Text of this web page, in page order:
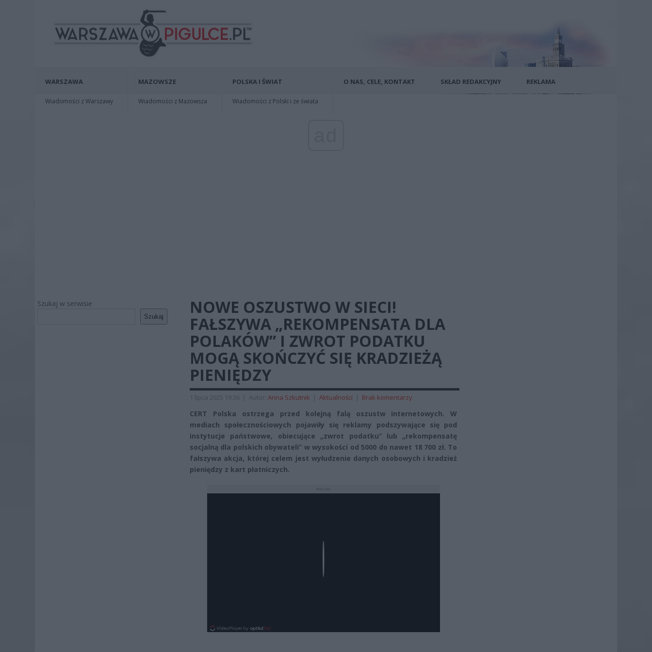
WARSZAWA
Wiadomości z Warszawy
MAZOWSZE
Wiadomości z Mazowsza
POLSKA I ŚWIAT
Wiadomości z Polski i ze świata
O NAS, CELE, KONTAKT SKŁAD REDAKCYJNY REKLAMA
Szukaj w serwisie
Szukaj
NOWE OSZUSTWO W SIECI!
FAŁSZYWA „REKOMPENSATA DLA
POLAKÓW” I ZWROT PODATKU
MOGĄ SKOŃCZYĆ SIĘ KRADZIEŻĄ
PIENIĘDZY
1 lipca 2025 19:36 | Autor: Anna Szkutnik | Aktualności | Brak komentarzy
CERT Polska ostrzega przed kolejną falą oszustw internetowych. W
mediach społecznościowych pojawiły się reklamy podszywające się pod
instytucje państwowe, obiecujące „zwrot podatku” lub „rekompensatę
socjalną dla polskich obywateli” w wysokości od 5000 do nawet 18 700 zł. To
fałszywa akcja, której celem jest wyłudzenie danych osobowych i kradzież
pieniędzy z kart płatniczych.